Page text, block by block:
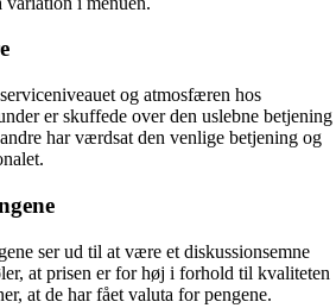
og atmosfæren hos
er skuffede over den uslebne betjening
har værdsat den venlige betjening og
ser ud til at være et diskussionsemne
at prisen er for høj i forhold til kvaliteten
at de har fået valuta for pengene.